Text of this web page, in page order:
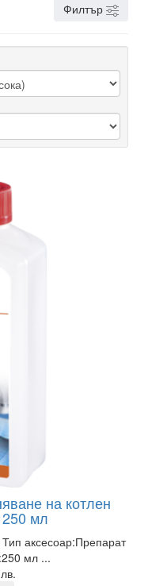
Филтър
на котлен
мл
аксесоар:Препарат
мл ...